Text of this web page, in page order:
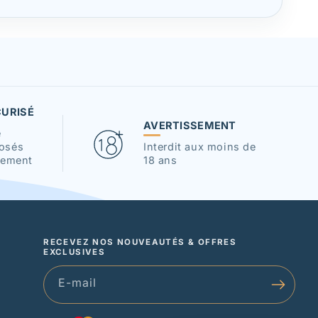
AVERTISSEMENT
Interdit aux moins de
18 ans
RECEVEZ NOS NOUVEAUTÉS & OFFRES
EXCLUSIVES
E-mail